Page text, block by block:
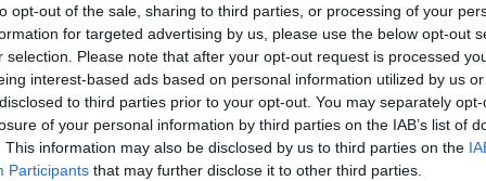
opt-out of the sale, sharing to third parties, or processing of your
for targeted advertising by us, please use the below opt-out
selection. Please note that after your opt-out request is processed
interest-based ads based on personal information utilized by us
to third parties prior to your opt-out. You may separately
of your personal information by third parties on the IAB’s list of
This information may also be disclosed by us to third parties on the
Participants that may further disclose it to other third parties.
πρόχειρη προπαγάνδα, ψευδείς ειδήσεις που
και ευτελή ψηφιακά βιβλία γραμμένα με εργαλεία AI.
παραγωγής βίντεο μέσω τεχνητής νοημοσύνης,
με τη δυνατότητά τους να δημιουργούν σε
αποσπάσματα, βασισμένα αποκλειστικά